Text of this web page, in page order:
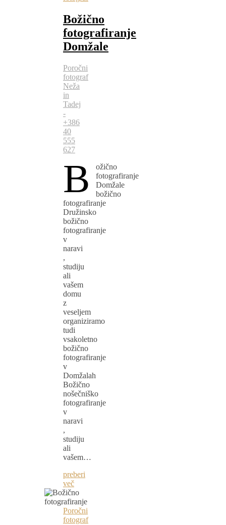
Božično
fotografiranje
Domžale
Poročni
fotograf
Neža
in
Tadej
-
+386
40
555
627
B
ožično
fotografiranje
Domžale
božično
fotografiranje
Družinsko
božično
fotografiranje
v
naravi
,
studiju
ali
vašem
domu
z
veseljem
organiziramo
tudi
vsakoletno
božično
fotografiranje
v
Domžalah
Božično
nošečniško
fotografiranje
v
naravi
,
studiju
ali
vašem…
preberi
več
Poročni
fotograf